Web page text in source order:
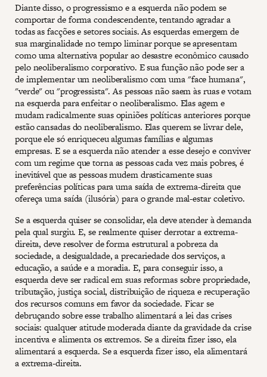
Diante disso, o progressismo e a esquerda não podem se
comportar de forma condescendente, tentando agradar a
todas as facções e setores sociais. As esquerdas emergem de
sua marginalidade no tempo liminar porque se apresentam
como uma alternativa popular ao desastre econômico causado
pelo neoliberalismo corporativo. E sua função não pode ser a
de implementar um neoliberalismo com uma "face humana",
"verde" ou "progressista". As pessoas não saem às ruas e votam
na esquerda para enfeitar o neoliberalismo. Elas agem e
mudam radicalmente suas opiniões políticas anteriores porque
estão cansadas do neoliberalismo. Elas querem se livrar dele,
porque ele só enriqueceu algumas famílias e algumas
empresas. E se a esquerda não atender a esse desejo e conviver
com um regime que torna as pessoas cada vez mais pobres, é
inevitável que as pessoas mudem drasticamente suas
preferências políticas para uma saída de extrema-direita que
ofereça uma saída (ilusória) para o grande mal-estar coletivo.
Se a esquerda quiser se consolidar, ela deve atender à demanda
pela qual surgiu. E, se realmente quiser derrotar a extrema-
direita, deve resolver de forma estrutural a pobreza da
sociedade, a desigualdade, a precariedade dos serviços, a
educação, a saúde e a moradia. E, para conseguir isso, a
esquerda deve ser radical em suas reformas sobre propriedade,
tributação, justiça social, distribuição de riqueza e recuperação
dos recursos comuns em favor da sociedade. Ficar se
debruçando sobre esse trabalho alimentará a lei das crises
sociais: qualquer atitude moderada diante da gravidade da crise
incentiva e alimenta os extremos. Se a direita fizer isso, ela
alimentará a esquerda. Se a esquerda fizer isso, ela alimentará
a extrema-direita.